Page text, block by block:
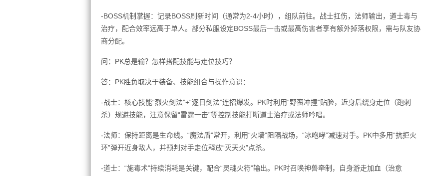
-BOSS机制掌握：记录BOSS刷新时间（通常为2-4小时），组队前往。战士扛伤，法师输出，道士毒与
治疗，配合效率远高于单人。部分私服设定BOSS最后一击或最高伤害者享有额外掉落权限，需与队友协
商分配。
问：PK总是输？怎样搭配技能与走位技巧？
答：PK胜负取决于装备、技能组合与操作意识：
-战士：核心技能“烈火剑法”+“逐日剑法”连招爆发。PK时利用“野蛮冲撞”贴脸，近身后绕身走位（跑刺
杀）规避技能，注意保留“雷霆一击”等控制技能打断道士治疗或法师吟唱。
-法师：保持距离是生命线。“魔法盾”常开，利用“火墙”阻隔战场，“冰咆哮”减速对手。PK中多用“抗拒火
环”弹开近身敌人，并预判对手走位释放“灭天火”点杀。
-道士：“施毒术”持续消耗是关键，配合“灵魂火符”输出。PK时召唤神兽牵制，自身游走加血（治愈